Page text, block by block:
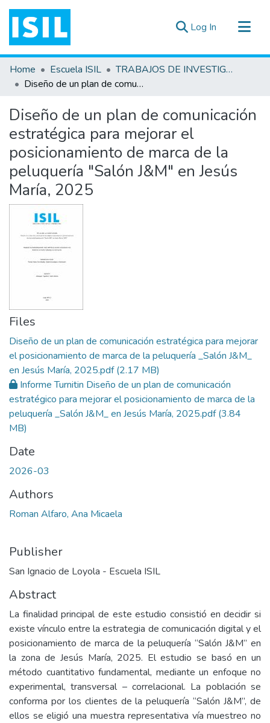
Log In (current)
All of DSpace
Statistics
Documentos ▾
Home Escuela ISIL
TRABAJOS DE INVESTIGACIÓN
Diseño de un plan de comunicación estratégica para mejorar el posicionamiento de marca de la peluquería "Salón J&M" en Jesús María, 2025
Diseño de un plan de comunicación
estratégica para mejorar el
posicionamiento de marca de la
peluquería "Salón J&M" en Jesús
María, 2025
Files
Diseño de un plan de comunicación estratégica para mejorar
el posicionamiento de marca de la peluquería _Salón J&M_
en Jesús María, 2025.pdf(2.17 MB)
Informe Turnitin Diseño de un plan de comunicación
estratégico para mejorar el posicionamiento de marca de la
peluquería _Salón J&M_ en Jesús María, 2025.pdf(3.84
MB)
Date
2026-03
Authors
Roman Alfaro, Ana Micaela
Publisher
San Ignacio de Loyola - Escuela ISIL
Abstract
La finalidad principal de este estudio consistió en decidir si
existe vínculo entre la estrategia de comunicación digital y el
posicionamiento de marca de la peluquería “Salón J&M” en
la zona de Jesús María, 2025. El estudio se basó en un
método cuantitativo fundamental, mediante un enfoque no
experimental, transversal – correlacional. La población se
conforma por los clientes de la peluquería “Salón J&M”, de
ellos se eligió una muestra representativa vía muestreo no